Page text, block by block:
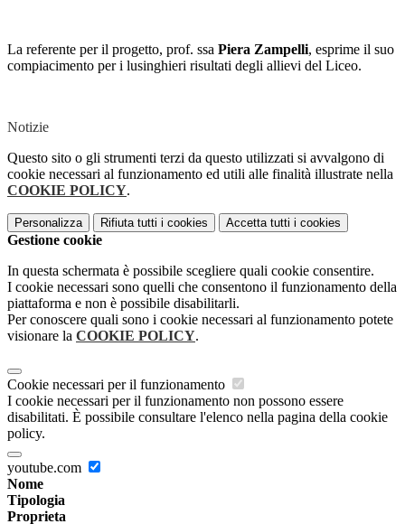
La referente per il progetto, prof. ssa Piera Zampelli, esprime il suo
compiacimento per i lusinghieri risultati degli allievi del Liceo.
Notizie
Questo sito o gli strumenti terzi da questo utilizzati si avvalgono di
cookie necessari al funzionamento ed utili alle finalità illustrate nella
COOKIE POLICY.
Personalizza Rifiuta tutti i cookies Accetta tutti i cookies
Gestione cookie
In questa schermata è possibile scegliere quali cookie consentire.
I cookie necessari sono quelli che consentono il funzionamento della
piattaforma e non è possibile disabilitarli.
Per conoscere quali sono i cookie necessari al funzionamento potete
visionare la COOKIE POLICY.
Cookie necessari per il funzionamento
I cookie necessari per il funzionamento non possono essere
disabilitati. È possibile consultare l'elenco nella pagina della cookie
policy.
youtube.com
Nome
Tipologia
Proprieta